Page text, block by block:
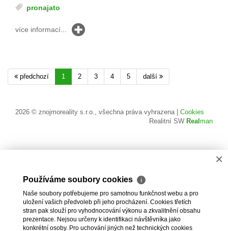
pronajato
více informací...
předchozí 1 2 3 4 5 další
2026 © znojmoreality s.r.o., všechna práva vyhrazena | Cookies
Realitní SW Realman
×
Používáme soubory cookies ℹ
Naše soubory potřebujeme pro samotnou funkčnost webu a pro
uložení vašich předvoleb při jeho procházení. Cookies třetích
stran pak slouží pro vyhodnocování výkonu a zkvalitnění obsahu
prezentace. Nejsou určeny k identifikaci návštěvníka jako
konkrétní osoby. Pro uchování jiných než technických cookies